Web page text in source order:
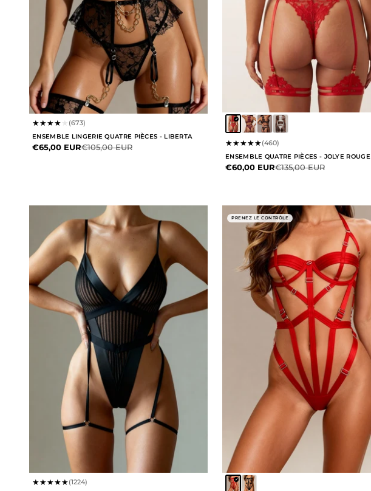
★★★★ ★ (673)
ENSEMBLE LINGERIE QUATRE PIÈCES - LIBERTA
Prix de vente
€65,00 EURPrix normal
€105,00 EUR ★★★★★(460)
ENSEMBLE QUATRE PIÈCES - JOLYE ROUGE
Prix de vente
€60,00 EURPrix normal
€135,00 EUR
★★★★★(1224)
PRENEZ LE CONTRÔLE